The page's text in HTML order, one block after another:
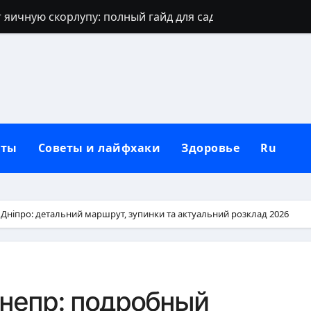
скорлупу: полный гайд для сада
духовный щит дома, семьи и сердца
рассаду перца без потерь
наследуют исключительно от отца
чтобы сформировать новую привычку
полный гид по правилам севооборота
Советы и лайфхаки Здоровье Ru
детальний маршрут, зупинки та актуальний розклад 2026
подробный